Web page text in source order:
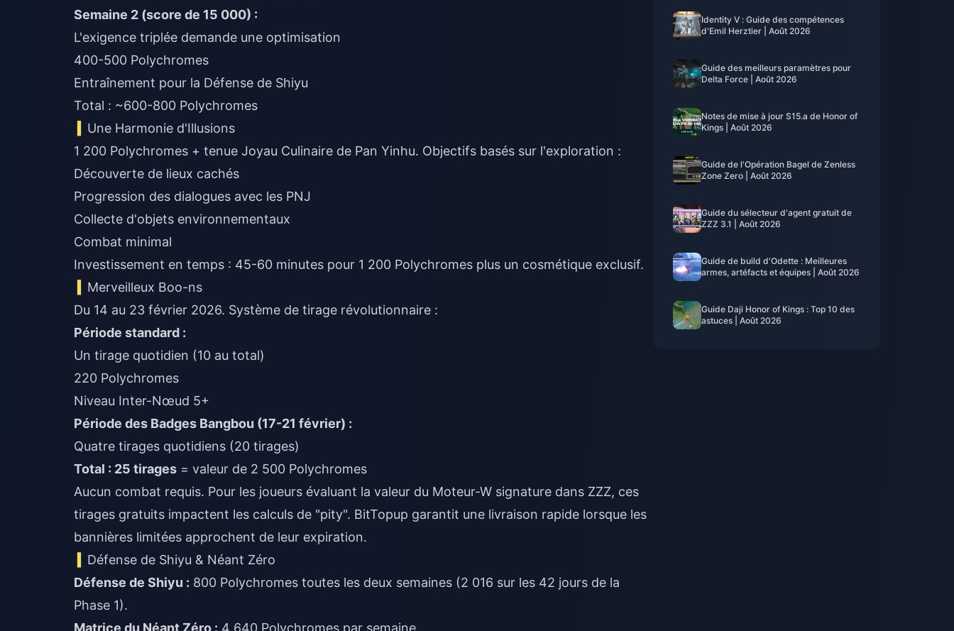
Semaine 2 (score de 15 000) :
L'exigence triplée demande une optimisation
400-500 Polychromes
Entraînement pour la Défense de Shiyu
Total : ~600-800 Polychromes
Une Harmonie d'Illusions
1 200 Polychromes + tenue Joyau Culinaire de Pan Yinhu. Objectifs basés sur l'exploration :
Découverte de lieux cachés
Progression des dialogues avec les PNJ
Collecte d'objets environnementaux
Combat minimal
Investissement en temps : 45-60 minutes pour 1 200 Polychromes plus un cosmétique exclusif.
Merveilleux Boo-ns
Du 14 au 23 février 2026. Système de tirage révolutionnaire :
Période standard :
Un tirage quotidien (10 au total)
220 Polychromes
Niveau Inter-Nœud 5+
Période des Badges Bangbou (17-21 février) :
Quatre tirages quotidiens (20 tirages)
Total : 25 tirages = valeur de 2 500 Polychromes
Aucun combat requis. Pour les joueurs évaluant la valeur du Moteur-W signature dans ZZZ, ces
tirages gratuits impactent les calculs de "pity". BitTopup garantit une livraison rapide lorsque les
bannières limitées approchent de leur expiration.
Défense de Shiyu & Néant Zéro
Défense de Shiyu : 800 Polychromes toutes les deux semaines (2 016 sur les 42 jours de la
Phase 1).
Matrice du Néant Zéro : 4 640 Polychromes par semaine
Identity V : Guide des compétences
d'Emil Herztier | Août 2026
Guide des meilleurs paramètres pour
Delta Force | Août 2026
Notes de mise à jour S15.a de Honor of
Kings | Août 2026
Guide de l'Opération Bagel de Zenless
Zone Zero | Août 2026
Guide du sélecteur d'agent gratuit de
ZZZ 3.1 | Août 2026
Guide de build d'Odette : Meilleures
armes, artéfacts et équipes | Août 2026
Guide Daji Honor of Kings : Top 10 des
astuces | Août 2026